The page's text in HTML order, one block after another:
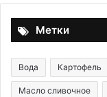
Метки
Вода Картофель
Масло сливочное